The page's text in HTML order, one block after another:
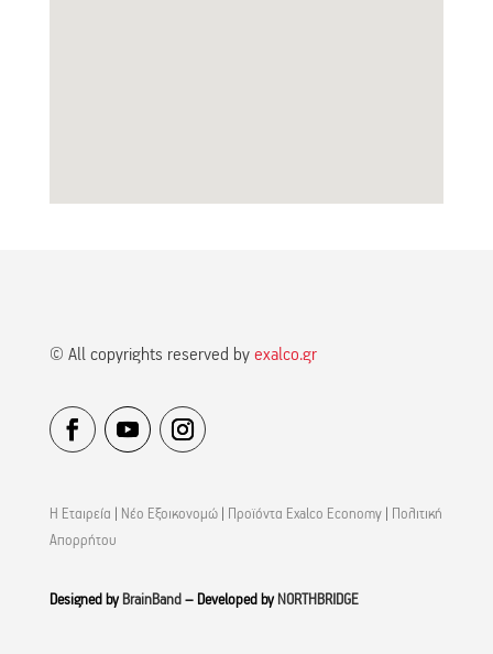
© All copyrights reserved by exalco.gr
Η Εταιρεία Νέο Εξοικονομώ| Προϊόντα Exalco Economy| Πολιτική
Απορρήτου
Designed by BrainBand– Developed by NORTHBRIDGE